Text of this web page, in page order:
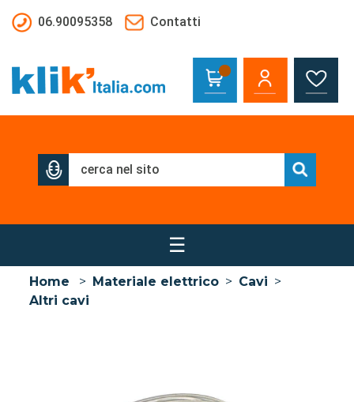
06.90095358
Contatti
☰
Home > Materiale elettrico > Cavi >
Altri cavi